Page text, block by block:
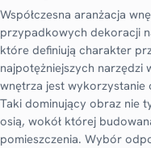
Współczesna aranżacja
przypadkowych dekoracji
które definiują charakter
najpotężniejszych narzędzi
wnętrza jest
Taki dominujący obraz nie
osią, wokół której
pomieszczenia. Wybór